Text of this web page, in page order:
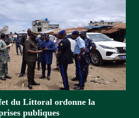
du Littoral ordonne la
publiques